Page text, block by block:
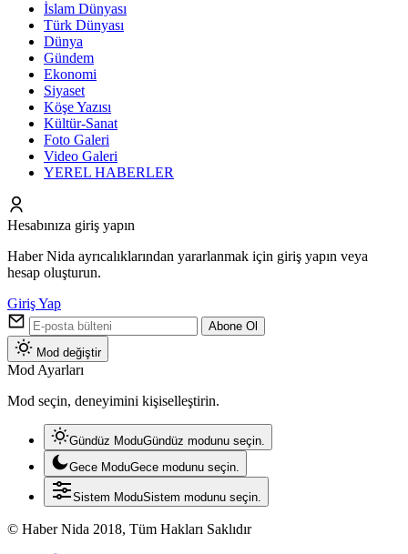
İslam Dünyası
Türk Dünyası
Dünya
Gündem
Ekonomi
Siyaset
Köşe Yazısı
Kültür-Sanat
Foto Galeri
Video Galeri
YEREL HABERLER
Hesabınıza giriş yapın
Haber Nida ayrıcalıklarından yararlanmak için giriş yapın veya
hesap oluşturun.
Giriş Yap
Abone Ol
Mod değiştir
Mod Ayarları
Mod seçin, deneyimini kişiselleştirin.
Gündüz ModuGündüz modunu seçin.
Gece ModuGece modunu seçin.
Sistem ModuSistem modunu seçin.
© Haber Nida 2018, Tüm Hakları Saklıdır